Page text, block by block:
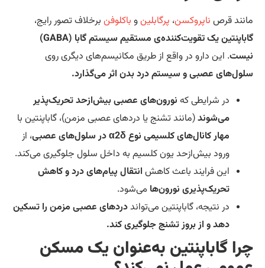
قرصناپروکسن،پرگابلینوباکلوفنبرخلاف تصور رایج،
گاباپنتین یک تقویت‌کننده‌ی مستقیم سیستم گابا (GABA)
. این دارو در واقع از طریق مکانیسم‌های دیگری روی
عصبی و سیستم درد بدن اثر می‌گذارد.
در شرایطی کهنورون‌های عصبی بیش‌ازحد تحریک‌پذیر
می‌شوند(مانند تشنج یا دردهای عصبی مزمن)، گاباپنتین با
مهار کانال‌های کلسیمی نوع α2δ در سلول‌های عصبی
، از
ورود بیش‌ازحد یون کلسیم به داخل سلول جلوگیری می‌کند.
این فرایند باعث کاهشانتقال پیام‌های درد و کاهش
تحریک‌پذیری نورون‌هامی‌شود.
در نتیجه، گاباپنتین می‌توانددردهای عصبی مزمن را تسکین
دهد و از بروز تشنج جلوگیری کند.
گاباپنتین به‌عنوان یک مسکن